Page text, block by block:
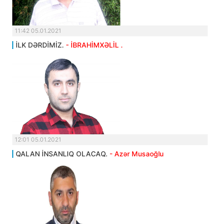
11:42 05.01.2021
İLK DƏRDİMİZ. - İBRAHİMXƏLİL .
12:01 05.01.2021
QALAN İNSANLIQ OLACAQ. - Azər Musaoğlu